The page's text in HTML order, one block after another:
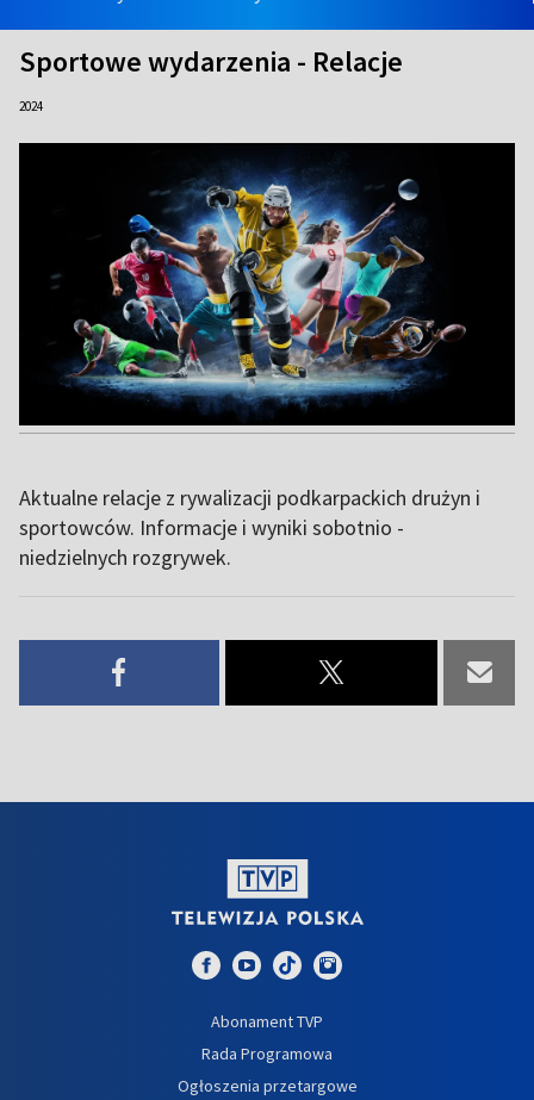
Sportowe wydarzenia - Relacje
2024
Aktualne relacje z rywalizacji podkarpackich drużyn i
sportowców. Informacje i wyniki sobotnio -
niedzielnych rozgrywek.
Abonament TVP
Rada Programowa
Ogłoszenia przetargowe